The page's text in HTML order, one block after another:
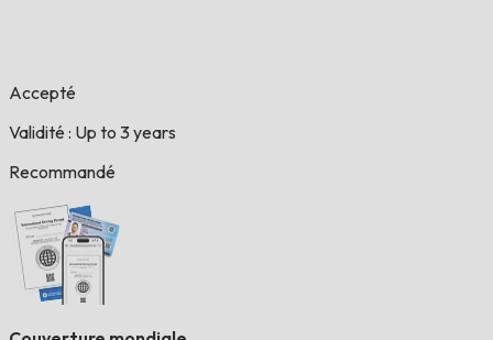
Accepté
Validité : Up to 3 years
Recommandé